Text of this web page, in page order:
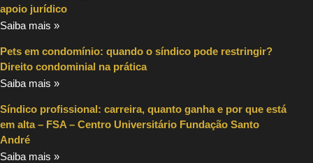
apoio jurídico
Saiba mais »
Pets em condomínio: quando o síndico pode restringir?
Direito condominial na prática
Saiba mais »
Síndico profissional: carreira, quanto ganha e por que está
em alta – FSA – Centro Universitário Fundação Santo
André
Saiba mais »